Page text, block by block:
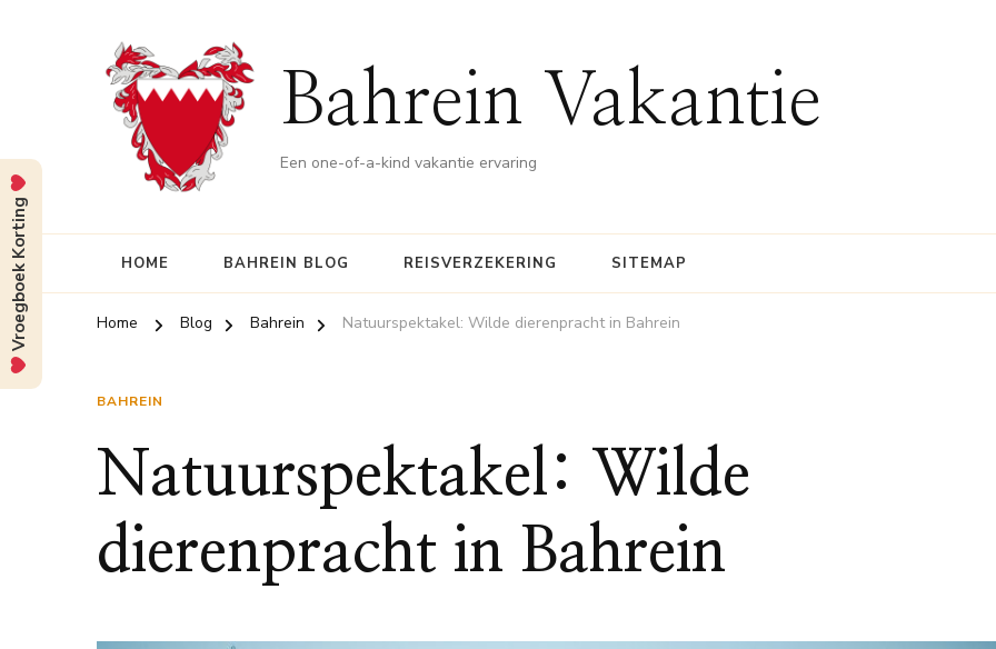
Bahrein Vakantie
Een one-of-a-kind vakantie ervaring
HOME BAHREIN BLOG REISVERZEKERING SITEMAP
Home Blog Bahrein Natuurspektakel: Wilde dierenpracht in Bahrein
BAHREIN
Natuurspektakel: Wilde
dierenpracht in Bahrein
Vroegboek Korting